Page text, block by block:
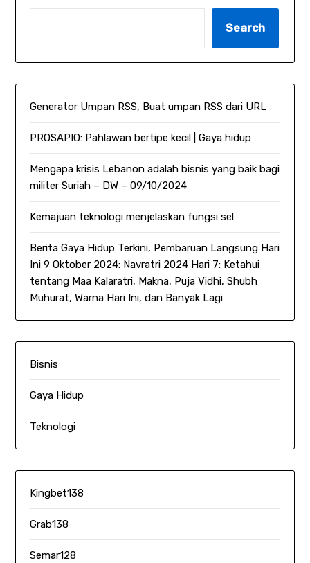
Search
Generator Umpan RSS, Buat umpan RSS dari URL
PROSAPIO: Pahlawan bertipe kecil | Gaya hidup
Mengapa krisis Lebanon adalah bisnis yang baik bagi
militer Suriah – DW – 09/10/2024
Kemajuan teknologi menjelaskan fungsi sel
Berita Gaya Hidup Terkini, Pembaruan Langsung Hari
Ini 9 Oktober 2024: Navratri 2024 Hari 7: Ketahui
tentang Maa Kalaratri, Makna, Puja Vidhi, Shubh
Muhurat, Warna Hari Ini, dan Banyak Lagi
Bisnis
Gaya Hidup
Teknologi
Kingbet138
Grab138
Semar128